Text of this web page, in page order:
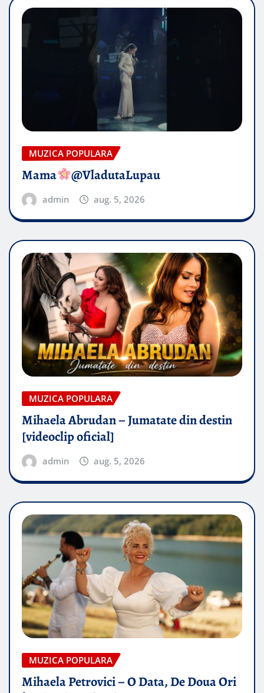
MUZICA POPULARA
Mama @VladutaLupau
admin aug. 5, 2026
MUZICA POPULARA
Mihaela Abrudan – Jumatate din destin
[videoclip oficial]
admin aug. 5, 2026
MUZICA POPULARA
Mihaela Petrovici – O Data, De Doua Ori